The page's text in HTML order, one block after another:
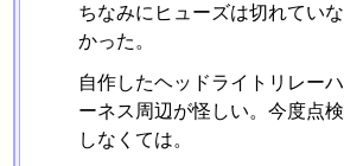
ちなみにヒューズは切れていな
かった。
自作したヘッドライトリレーハ
ーネス周辺が怪しい。今度点検
しなくては。